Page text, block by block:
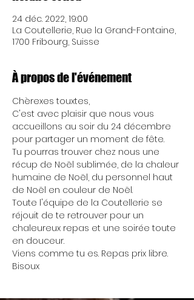
24 déc. 2022, 19:00
La Coutellerie, Rue la Grand-Fontaine,
1700 Fribourg, Suisse
À propos de l'événement
Chèrexes touxtes,
C'est avec plaisir que nous vous
accueillons au soir du 24 décembre
pour partager un moment de fête.
Tu pourras trouver chez nous une
récup de Noël sublimée, de la chaleur
humaine de Noël, du personnel haut
de Noël en couleur de Noël.
Toute l'équipe de la Coutellerie se
réjouit de te retrouver pour un
chaleureux repas et une soirée toute
en douceur.
Viens comme tu es. Repas prix libre.
Bisoux